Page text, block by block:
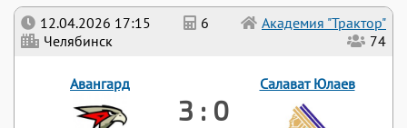
12.04.2026 17:15 6
Академия "Трактор"
Челябинск
74
Авангард
3 : 0
Салават Юлаев